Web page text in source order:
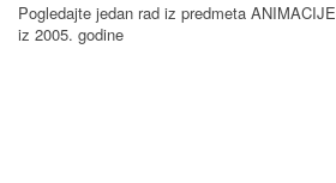
Pogledajte jedan rad iz predmeta ANIMACIJE
iz 2005. godine